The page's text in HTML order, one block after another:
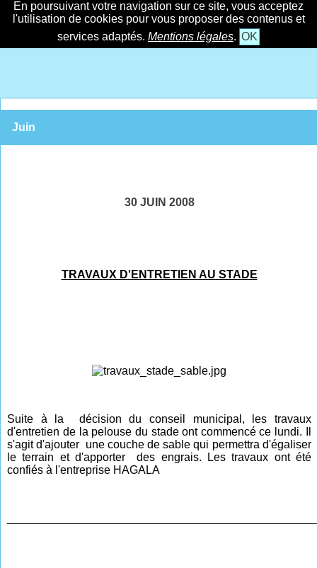
En poursuivant votre navigation sur ce site, vous acceptez
l'utilisation de cookies pour vous proposer des contenus et
services adaptés. Mentions légales. OK
Juin
30 JUIN 2008
TRAVAUX D'ENTRETIEN AU STADE
Suite à la décision du conseil municipal, les travaux
d'entretien de la pelouse du stade ont commencé ce lundi. Il
s'agit d'ajouter une couche de sable qui permettra d'égaliser
le terrain et d'apporter des engrais. Les travaux ont été
confiés à l'entreprise HAGALA